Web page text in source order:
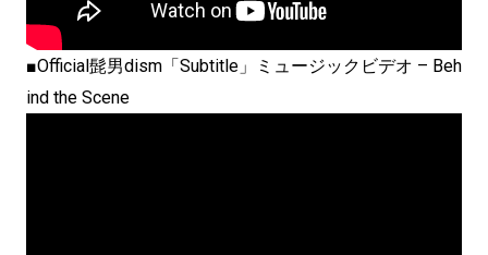
■Official髭男dism「Subtitle」ミュージックビデオ – Beh
ind the Scene